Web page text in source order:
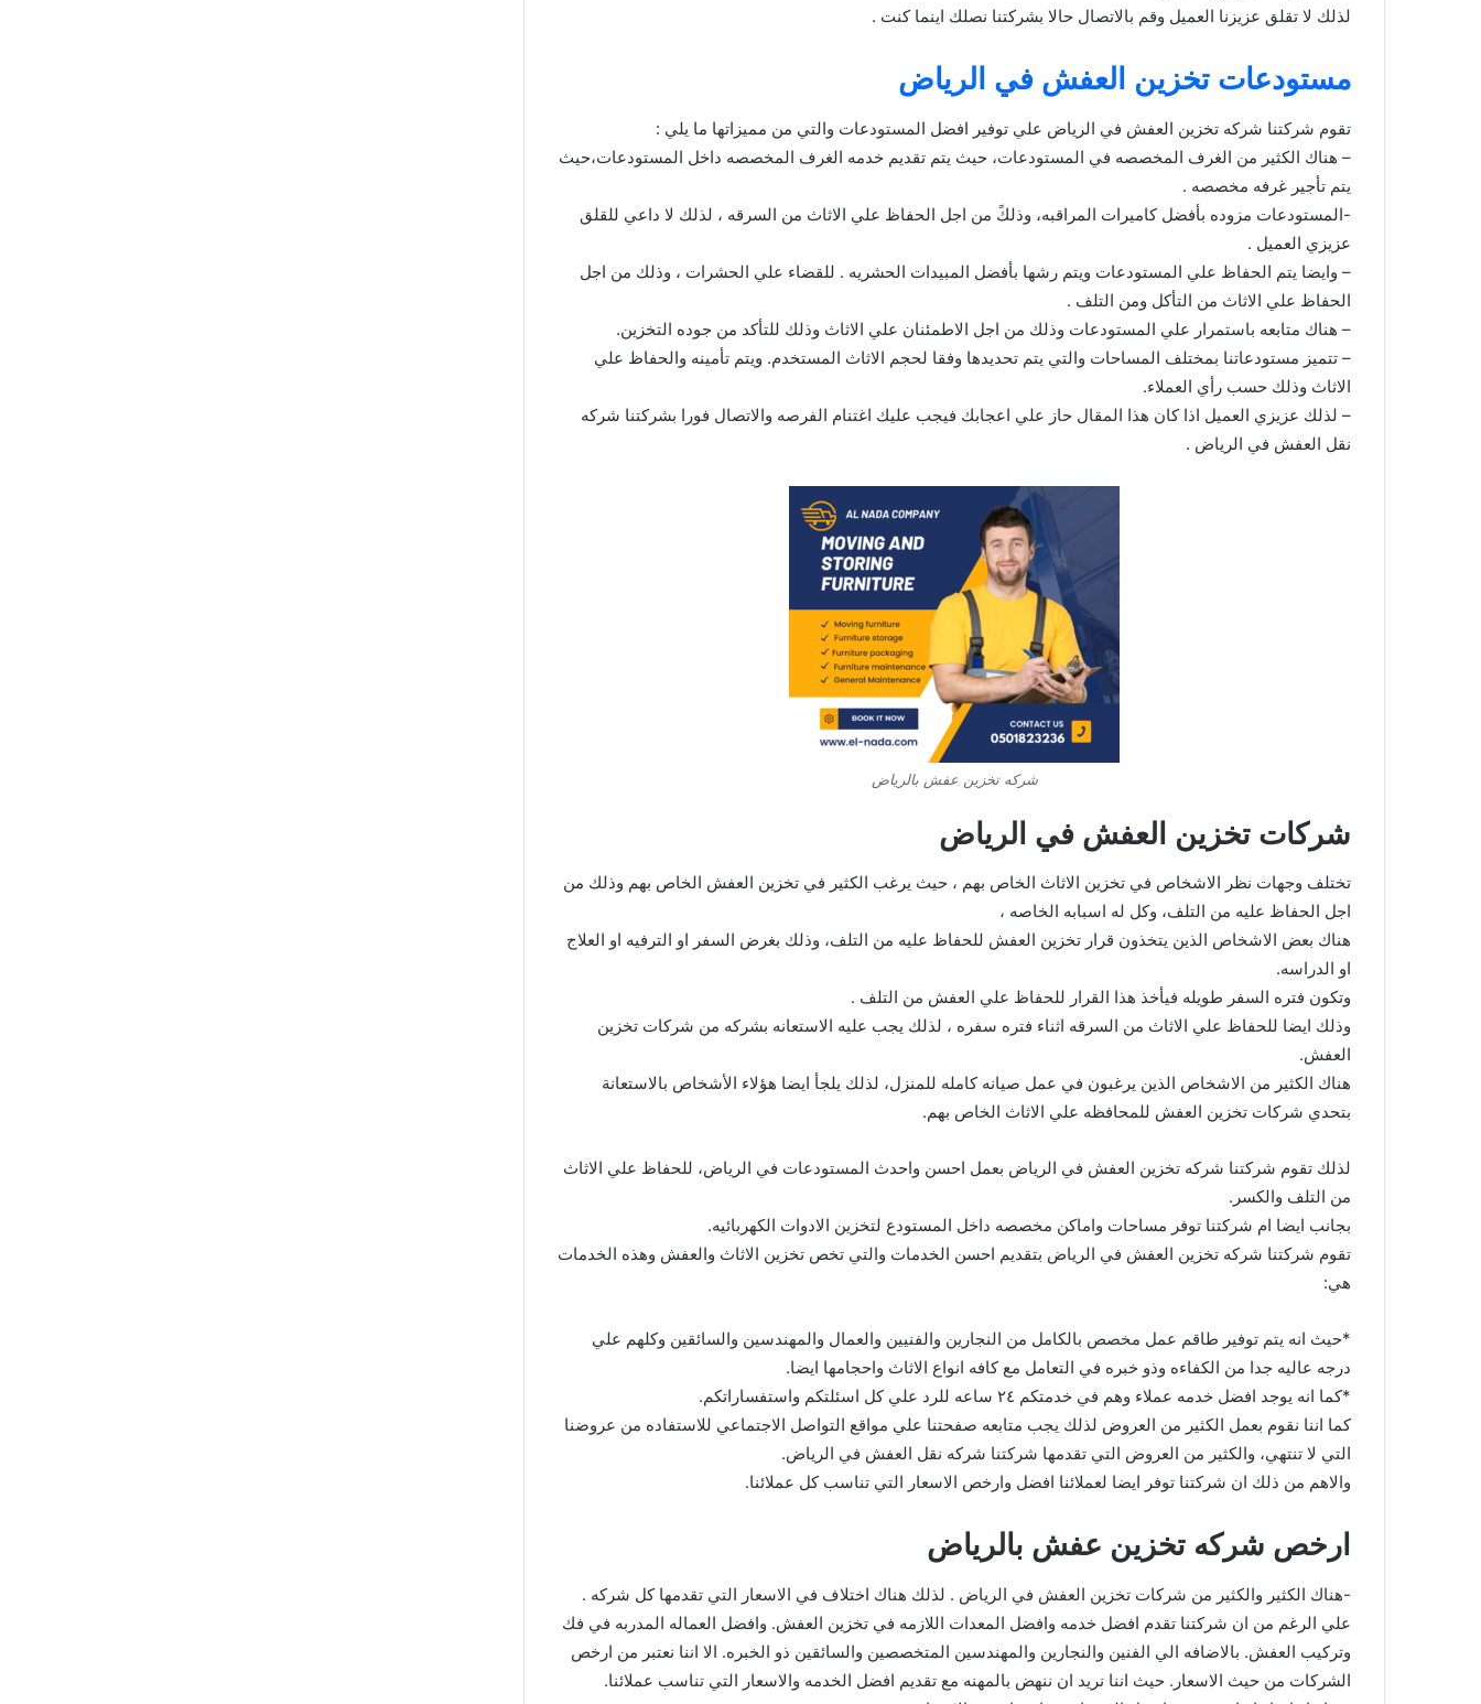
لذلك لا تقلق عزيزنا العميل وقم بالاتصال حالا بشركتنا نصلك اينما كنت .
مستودعات تخزين العفش في الرياض
تقوم شركتنا شركه تخزين العفش في الرياض علي توفير افضل المستودعات والتي من مميزاتها ما يلي :
– هناك الكثير من الغرف المخصصه في المستودعات، حيث يتم تقديم خدمه الغرف المخصصه داخل المستودعات،حيث
يتم تأجير غرفه مخصصه .
-المستودعات مزوده بأفضل كاميرات المراقبه، وذلكً من اجل الحفاظ علي الاثاث من السرقه ، لذلك لا داعي للقلق
عزيزي العميل .
– وايضا يتم الحفاظ علي المستودعات ويتم رشها بأفضل المبيدات الحشريه . للقضاء علي الحشرات ، وذلك من اجل
الحفاظ علي الاثاث من التأكل ومن التلف .
– هناك متابعه باستمرار علي المستودعات وذلك من اجل الاطمئنان علي الاثاث وذلك للتأكد من جوده التخزين.
– تتميز مستودعاتنا بمختلف المساحات والتي يتم تحديدها وفقا لحجم الاثاث المستخدم. ويتم تأمينه والحفاظ علي
الاثاث وذلك حسب رأي العملاء.
– لذلك عزيزي العميل اذا كان هذا المقال حاز علي اعجابك فيجب عليك اغتنام الفرصه والاتصال فورا بشركتنا شركه
نقل العفش في الرياض .
شركه تخزين عفش بالرياض
شركات تخزين العفش في الرياض
تختلف وجهات نظر الاشخاص في تخزين الاثاث الخاص بهم ، حيث يرغب الكثير في تخزين العفش الخاص بهم وذلك من
اجل الحفاظ عليه من التلف، وكل له اسبابه الخاصه ،
هناك بعض الاشخاص الذين يتخذون قرار تخزين العفش للحفاظ عليه من التلف، وذلك بغرض السفر او الترفيه او العلاج
او الدراسه.
وتكون فتره السفر طويله فيأخذ هذا القرار للحفاظ علي العفش من التلف .
وذلك ايضا للحفاظ علي الاثاث من السرقه اثناء فتره سفره ، لذلك يجب عليه الاستعانه بشركه من شركات تخزين
العفش.
هناك الكثير من الاشخاص الذين يرغبون في عمل صيانه كامله للمنزل، لذلك يلجأ ايضا هؤلاء الأشخاص بالاستعانة
بتحدي شركات تخزين العفش للمحافظه علي الاثاث الخاص بهم.
لذلك تقوم شركتنا شركه تخزين العفش في الرياض بعمل احسن واحدث المستودعات في الرياض، للحفاظ علي الاثاث
من التلف والكسر.
بجانب ايضا ام شركتنا توفر مساحات واماكن مخصصه داخل المستودع لتخزين الادوات الكهربائيه.
تقوم شركتنا شركه تخزين العفش في الرياض بتقديم احسن الخدمات والتي تخص تخزين الاثاث والعفش وهذه الخدمات
هي:
*حيث انه يتم توفير طاقم عمل مخصص بالكامل من النجارين والفنيين والعمال والمهندسين والسائقين وكلهم علي
درجه عاليه جدا من الكفاءه وذو خبره في التعامل مع كافه انواع الاثاث واحجامها ايضا.
*كما انه يوجد افضل خدمه عملاء وهم في خدمتكم ٢٤ ساعه للرد علي كل اسئلتكم واستفساراتكم.
كما اننا نقوم بعمل الكثير من العروض لذلك يجب متابعه صفحتنا علي مواقع التواصل الاجتماعي للاستفاده من عروضنا
التي لا تنتهي، والكثير من العروض التي تقدمها شركتنا شركه نقل العفش في الرياض.
والاهم من ذلك ان شركتنا توفر ايضا لعملائنا افضل وارخص الاسعار التي تناسب كل عملائنا.
ارخص شركه تخزين عفش بالرياض
-هناك الكثير والكثير من شركات تخزين العفش في الرياض . لذلك هناك اختلاف في الاسعار التي تقدمها كل شركه .
علي الرغم من ان شركتنا تقدم افضل خدمه وافضل المعدات اللازمه في تخزين العفش. وافضل العماله المدربه في فك
وتركيب العفش. بالاضافه الي الفنين والنجارين والمهندسين المتخصصين والسائقين ذو الخبره. الا اننا نعتبر من ارخص
الشركات من حيث الاسعار. حيث اننا نريد ان ننهض بالمهنه مع تقديم افضل الخدمه والاسعار التي تناسب عملائنا.